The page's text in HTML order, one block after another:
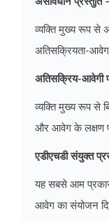
व्यक्ति मुख्य रूप से
अतिसक्रियता-
अतिसक्रिय-आवेगी
व्यक्ति मुख्य रूप से
और आवेग के लक्षण
एडीएचडी संयुक्त
यह सबसे आम प्रकार
आवेग का संयोजन